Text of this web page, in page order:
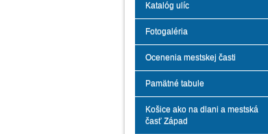
Katalóg ulíc
Fotogaléria
Ocenenia mestskej časti
Pamätné tabule
Košice ako na dlani a mestská
časť Západ